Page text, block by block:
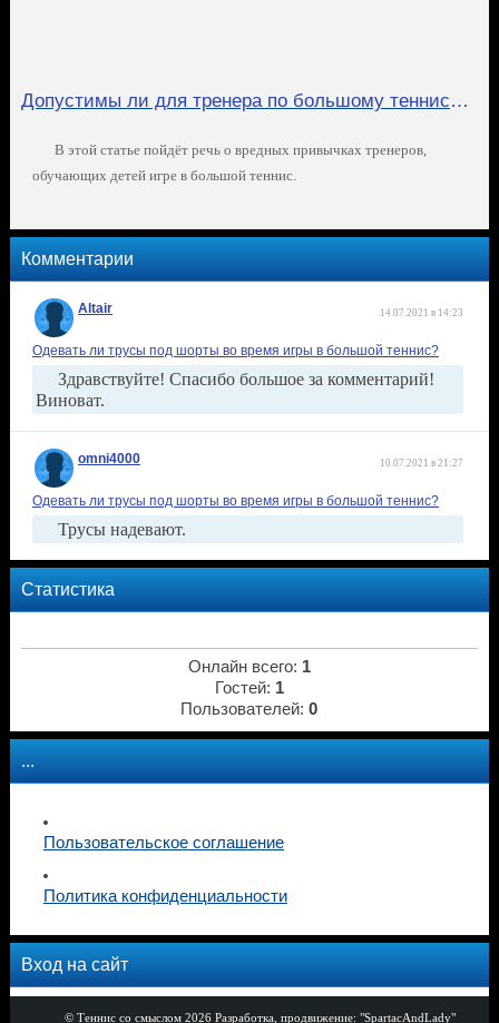
Допустимы ли для тренера по большому теннису вредные привычки?
В этой статье пойдёт речь о вредных привычках тренеров,
обучающих детей игре в большой теннис.
Комментарии
Altair 14.07.2021 в 14:23
Одевать ли трусы под шорты во время игры в большой теннис?
Здравствуйте! Спасибо большое за комментарий!
Виноват.
omni4000 10.07.2021 в 21:27
Одевать ли трусы под шорты во время игры в большой теннис?
Трусы надевают.
Статистика
Онлайн всего: 1
Гостей: 1
Пользователей:0
...
Пользовательское соглашение
Политика конфиденциальности
Вход на сайт
© Теннис со смыслом 2026Разработка, продвижение: "SpartacAndLady"